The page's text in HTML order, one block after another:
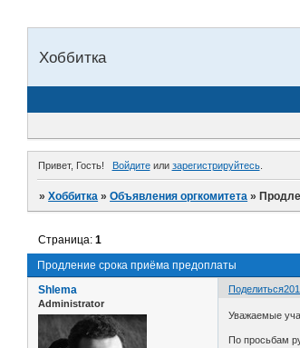
Хоббитка
Привет, Гость! Войдитеили зарегистрируйтесь.
»Хоббитка »Объявления оргкомитета »
Продление срока приёма предоплаты
Страница:1
Поделиться
Shlema
Administrator
Уважаемые
По просьбам